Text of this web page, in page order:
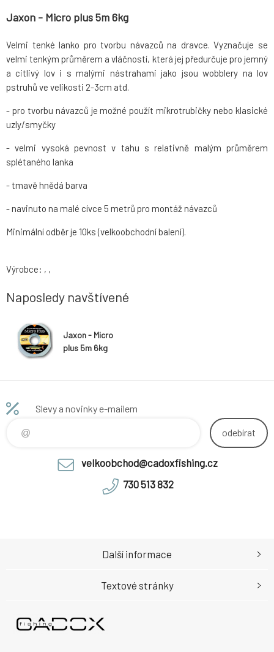
Jaxon - Micro plus 5m 6kg
Velmi tenké lanko pro tvorbu návazců na dravce. Vyznačuje se
velmi tenkým průměrem a vláčností, která jej předurčuje pro jemný
a citlivý lov i s malými nástrahami jako jsou wobblery na lov
pstruhů ve velikosti 2-3cm atd.
- pro tvorbu návazců je možné použít mikrotrubičky nebo klasické
uzly/smyčky
- velmi vysoká pevnost v tahu s relativně malým průměrem
splétaného lanka
- tmavě hnědá barva
- navinuto na malé cívce 5 metrů pro montáž návazců
Minimální odběr je 10ks (velkoobchodní balení).
Výrobce: , ,
Naposledy navštívené
Jaxon - Micro
plus 5m 6kg
Slevy a novinky e-mailem
odebírat
velkoobchod@cadoxfishing.cz
730 513 832
Další informace
Textové stránky